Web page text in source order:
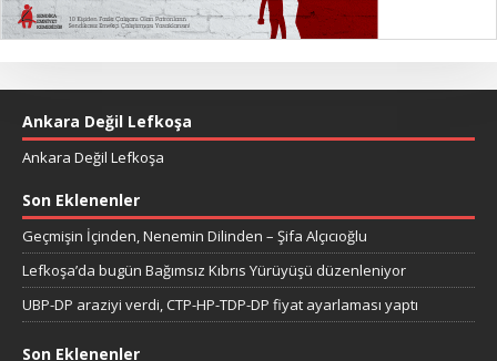
Ankara Değil Lefkoşa
Ankara Değil Lefkoşa
Son Eklenenler
Geçmişin İçinden, Nenemin Dilinden – Şifa Alçıcıoğlu
Lefkoşa’da bugün Bağımsız Kıbrıs Yürüyüşü düzenleniyor
UBP-DP araziyi verdi, CTP-HP-TDP-DP fiyat ayarlaması yaptı
Son Eklenenler